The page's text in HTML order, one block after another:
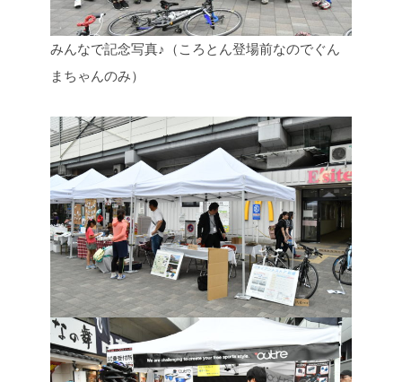
みんなで記念写真♪（ころとん登場前なのでぐん
まちゃんのみ）